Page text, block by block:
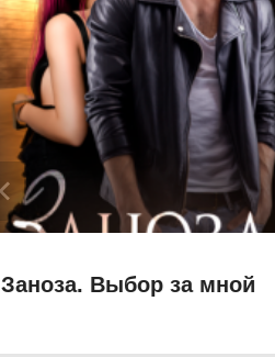
Заноза. Выбор за мной